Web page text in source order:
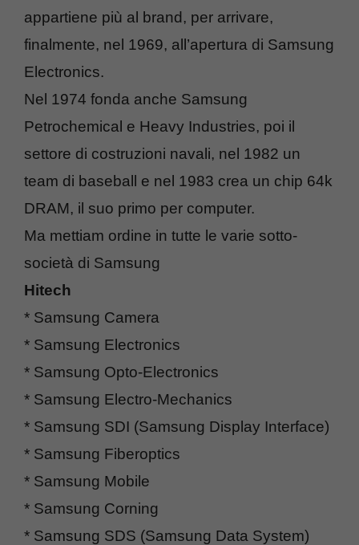
appartiene più al brand, per arrivare,
finalmente, nel 1969, all’apertura di Samsung
Electronics.
Nel 1974 fonda anche Samsung
Petrochemical e Heavy Industries, poi il
settore di costruzioni navali, nel 1982 un
team di baseball e nel 1983 crea un chip 64k
DRAM, il suo primo per computer.
Ma mettiam ordine in tutte le varie sotto-
società di Samsung
Hitech
* Samsung Camera
* Samsung Electronics
* Samsung Opto-Electronics
* Samsung Electro-Mechanics
* Samsung SDI (Samsung Display Interface)
* Samsung Fiberoptics
* Samsung Mobile
* Samsung Corning
* Samsung SDS (Samsung Data System)